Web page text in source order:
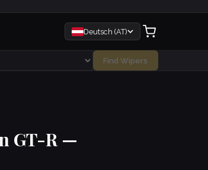
Deutsch (AT)
Find Wipers
GT-R —